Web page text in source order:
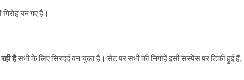
बन गए हैं।
हैसभी के लिए सिरदर्द बन चुका है। सेट पर सभी की निगाहें इसी सस्पेंस पर टिकी हुई हैं,